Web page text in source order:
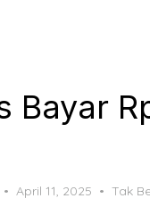
Bayar
Posted
April 11, 2025 Tak